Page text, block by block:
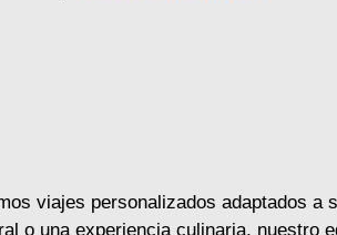
viajes personalizados adaptados
o una experiencia culinaria, nuestro